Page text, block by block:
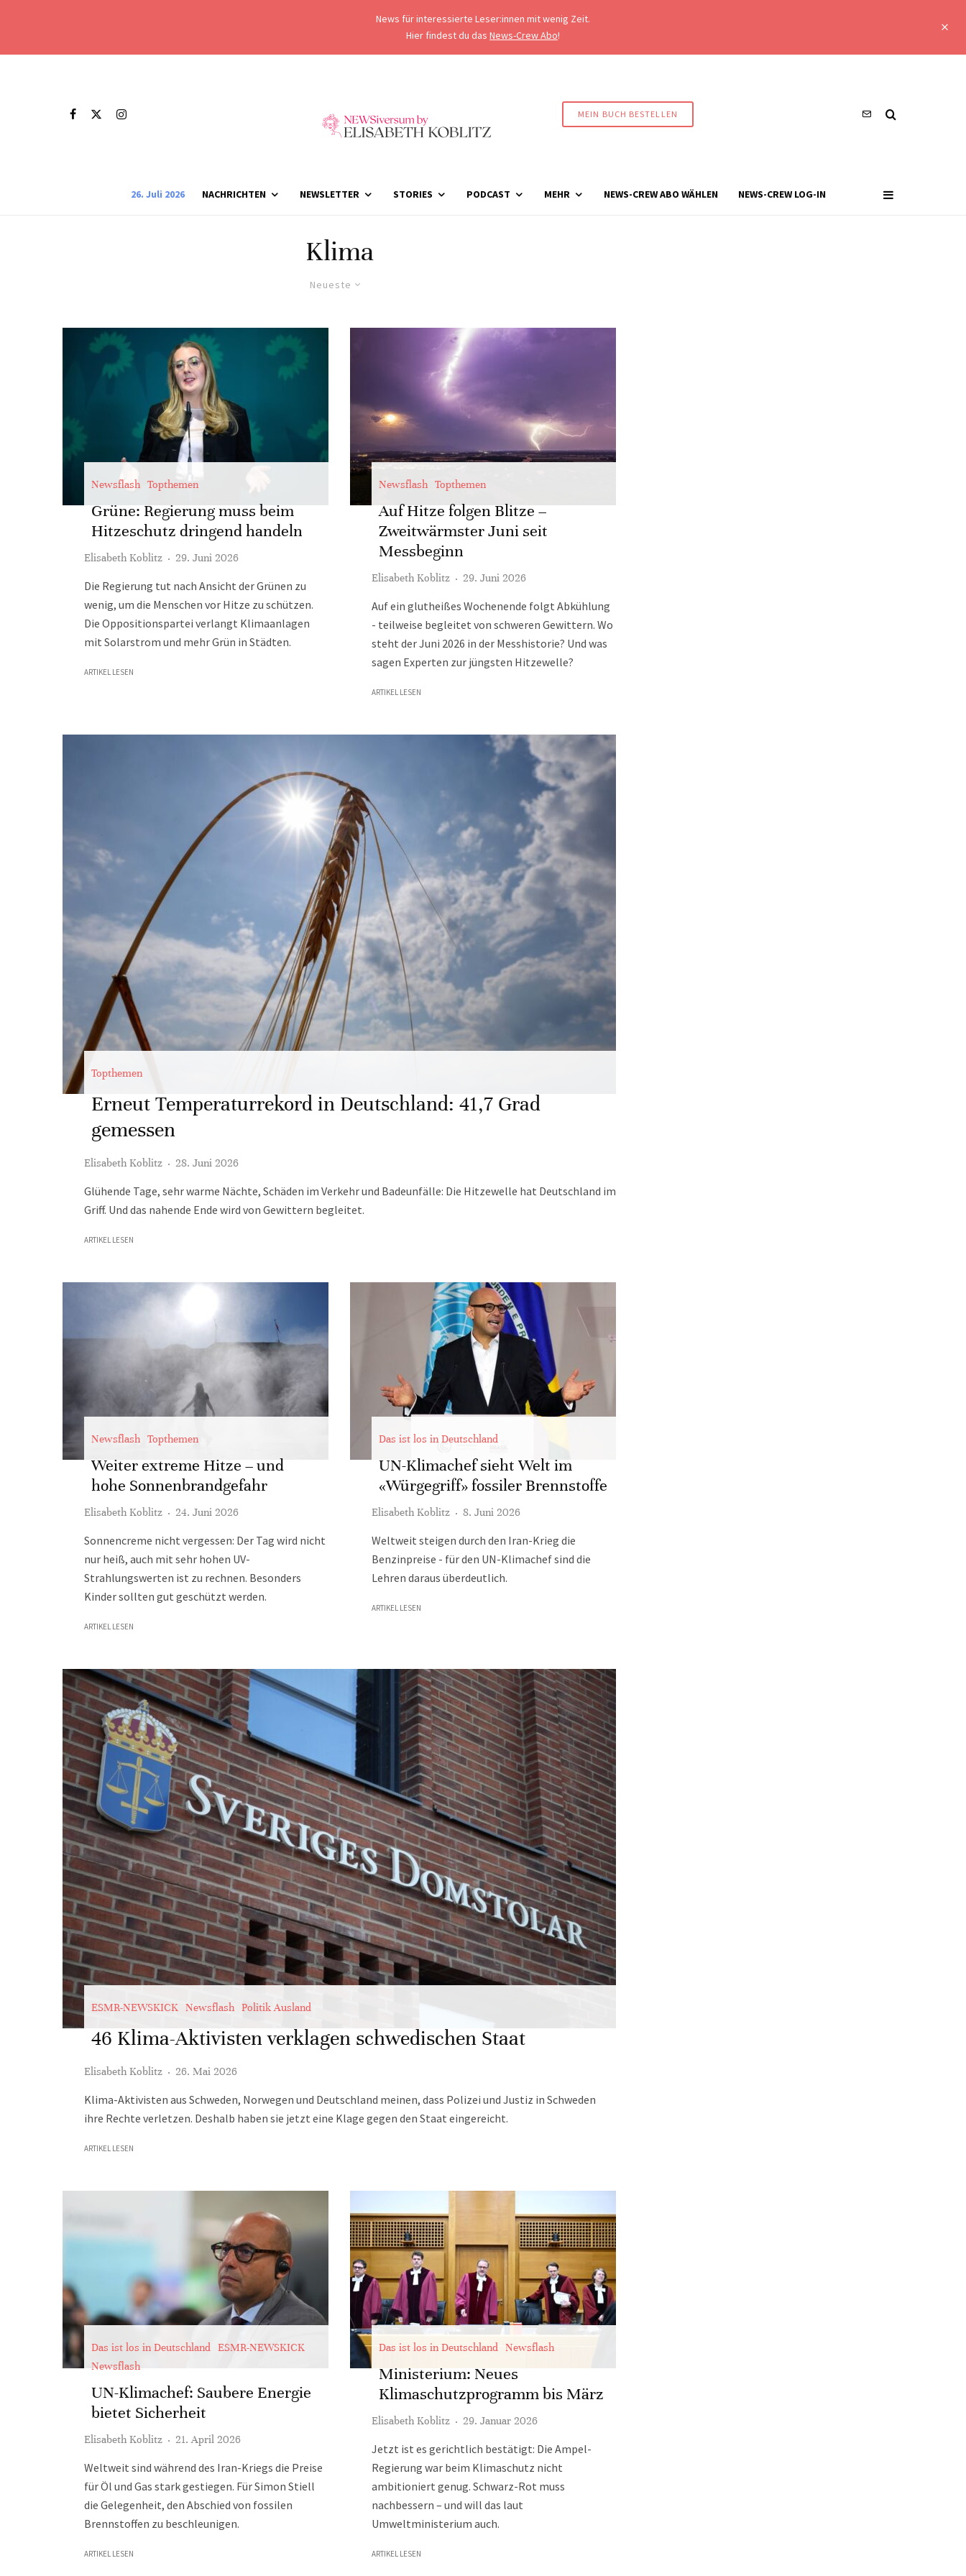
News für interessierte Leser:innen mit wenig Zeit.
Hier findest du das News-Crew Abo!
MEIN BUCH BESTELLEN
26. Juli 2026 NACHRICHTEN NEWSLETTER STORIES PODCAST MEHR NEWS-CREW ABO WÄHLEN NEWS-CREW LOG-IN
Klima
Neueste
Newsflash Topthemen
Grüne: Regierung muss beim
Hitzeschutz dringend handeln
Elisabeth Koblitz · 29. Juni 2026
Die Regierung tut nach Ansicht der Grünen zu
wenig, um die Menschen vor Hitze zu schützen.
Die Oppositionspartei verlangt Klimaanlagen
mit Solarstrom und mehr Grün in Städten.
ARTIKEL LESEN
Newsflash Topthemen
Auf Hitze folgen Blitze –
Zweitwärmster Juni seit
Messbeginn
Elisabeth Koblitz · 29. Juni 2026
Auf ein glutheißes Wochenende folgt Abkühlung
- teilweise begleitet von schweren Gewittern. Wo
steht der Juni 2026 in der Messhistorie? Und was
sagen Experten zur jüngsten Hitzewelle?
ARTIKEL LESEN
Topthemen
Erneut Temperaturrekord in Deutschland: 41,7 Grad
gemessen
Elisabeth Koblitz · 28. Juni 2026
Glühende Tage, sehr warme Nächte, Schäden im Verkehr und Badeunfälle: Die Hitzewelle hat Deutschland im
Griff. Und das nahende Ende wird von Gewittern begleitet.
ARTIKEL LESEN
Newsflash Topthemen
Weiter extreme Hitze – und
hohe Sonnenbrandgefahr
Elisabeth Koblitz · 24. Juni 2026
Sonnencreme nicht vergessen: Der Tag wird nicht
nur heiß, auch mit sehr hohen UV-
Strahlungswerten ist zu rechnen. Besonders
Kinder sollten gut geschützt werden.
ARTIKEL LESEN
Das ist los in Deutschland
UN-Klimachef sieht Welt im
«Würgegriff» fossiler Brennstoffe
Elisabeth Koblitz · 8. Juni 2026
Weltweit steigen durch den Iran-Krieg die
Benzinpreise - für den UN-Klimachef sind die
Lehren daraus überdeutlich.
ARTIKEL LESEN
ESMR-NEWSKICK Newsflash Politik Ausland
46 Klima-Aktivisten verklagen schwedischen Staat
Elisabeth Koblitz · 26. Mai 2026
Klima-Aktivisten aus Schweden, Norwegen und Deutschland meinen, dass Polizei und Justiz in Schweden
ihre Rechte verletzen. Deshalb haben sie jetzt eine Klage gegen den Staat eingereicht.
ARTIKEL LESEN
Das ist los in Deutschland ESMR-NEWSKICK
Newsflash
UN-Klimachef: Saubere Energie
bietet Sicherheit
Elisabeth Koblitz · 21. April 2026
Weltweit sind während des Iran-Kriegs die Preise
für Öl und Gas stark gestiegen. Für Simon Stiell
die Gelegenheit, den Abschied von fossilen
Brennstoffen zu beschleunigen.
ARTIKEL LESEN
Das ist los in Deutschland Newsflash
Ministerium: Neues
Klimaschutzprogramm bis März
Elisabeth Koblitz · 29. Januar 2026
Jetzt ist es gerichtlich bestätigt: Die Ampel-
Regierung war beim Klimaschutz nicht
ambitioniert genug. Schwarz-Rot muss
nachbessern – und will das laut
Umweltministerium auch.
ARTIKEL LESEN